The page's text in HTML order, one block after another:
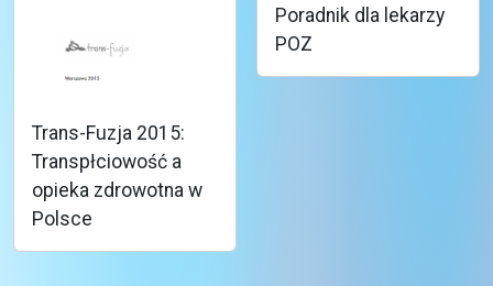
Trans-Fuzja 2015:
Transpłciowość a
opieka zdrowotna w
Polsce
Poradnik dla lekarzy
POZ